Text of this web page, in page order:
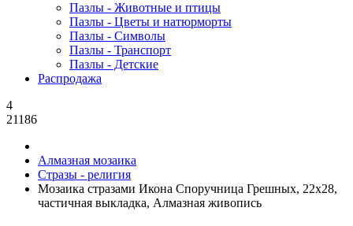
Пазлы - Животные и птицы
Пазлы - Цветы и натюрморты
Пазлы - Символы
Пазлы - Транспорт
Пазлы - Детские
Распродажа
4
21186
Алмазная мозаика
Стразы - религия
Мозаика стразами Икона Споручница Грешных, 22x28,
частичная выкладка, Алмазная живопись